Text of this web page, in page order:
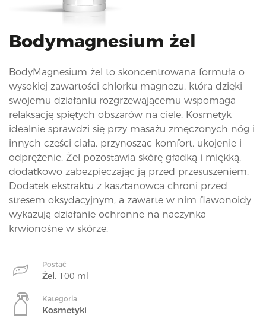
Bodymagnesium żel
BodyMagnesium żel to skoncentrowana formuła o
wysokiej zawartości chlorku magnezu, która dzięki
swojemu działaniu rozgrzewającemu wspomaga
relaksację spiętych obszarów na ciele. Kosmetyk
idealnie sprawdzi się przy masażu zmęczonych nóg i
innych części ciała, przynosząc komfort, ukojenie i
odprężenie. Żel pozostawia skórę gładką i miękką,
dodatkowo zabezpieczając ją przed przesuszeniem.
Dodatek ekstraktu z kasztanowca chroni przed
stresem oksydacyjnym, a zawarte w nim flawonoidy
wykazują działanie ochronne na naczynka
krwionośne w skórze.
Postać
Żel. 100 ml
Kategoria
Kosmetyki